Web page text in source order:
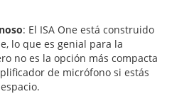
: El ISA One está construido
lo que es genial para la
no es la opción más compacta
de micrófono si estás